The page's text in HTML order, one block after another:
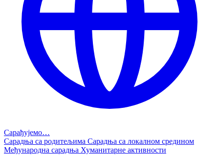
Сарађујемо…
Сарадња са родитељима Сарадња са локалном средином
Међународна сарадња Хуманитарне активности